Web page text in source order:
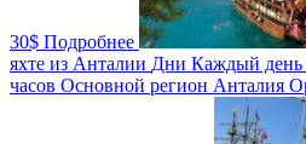
30$ Подробнее
яхте из Анталии Дни Каждый день
часов Основной регион Анталия